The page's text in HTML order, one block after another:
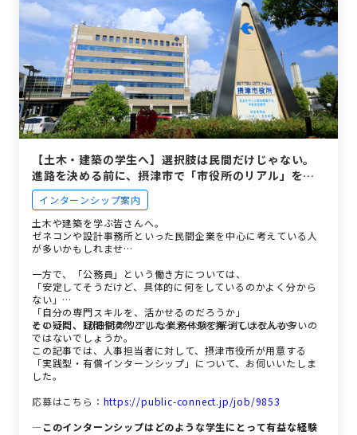
【土木・建築の学生へ】選択肢は民間だけじゃない。
進路を決める前に、摂津市で「市役所のリアル」をの
ぞきませんか？
インターンシップ案内
土木や建築を学ぶ皆さんへ。
ゼネコンや設計事務所といった民間企業を中心に考えている人
が多いかもしれませ…
一方で、「公務員」という働き方については、
「安定してそうだけど、具体的に何をしているのかよく分から
ない」
「自分の専門スキルを、活かせるのだろうか」
といった、疑問や漠然としたイメージを持っている人も多いの
ではないでしょうか。
その疑問、10日間のリアルな業務体験で解消しませんか？
この記事では、人事担当者に対して、摂津市役所が用意する
「実践型・有償インターンシップ」について、お伺いいたしま
した。
応募はこちら： https://public-connect.jp/job/9853
―このインターンシップはどのような学生にとって有益な経験